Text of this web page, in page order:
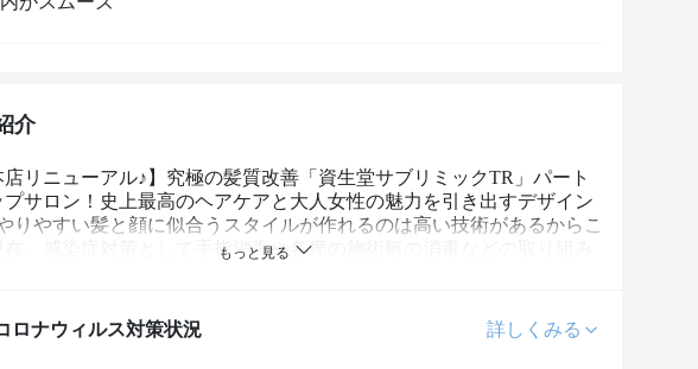
介
リニューアル♪】究極の髪質改善「資生堂サブリミックTR」パート
サロン！史上最高のヘアケアと大人女性の魅力を引き出すデザイン
りやすい髪と顔に似合うスタイルが作れるのは高い技術があるからこ
、感染症対策として手指消毒や各席の施術毎の消毒などの取り組み
ロナウィルス対策状況 詳しくみる